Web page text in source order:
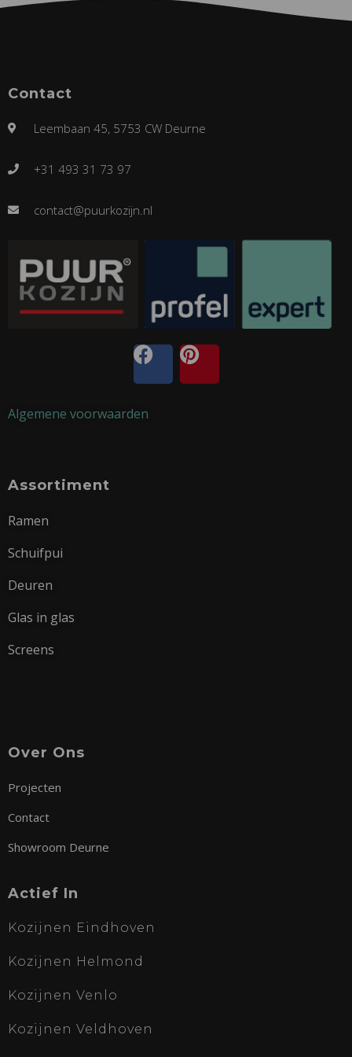
Contact
Leembaan 45, 5753 CW Deurne
+31 493 31 73 97
contact@puurkozijn.nl
Algemene voorwaarden
Assortiment
Ramen
Schuifpui
Deuren
Glas in glas
Screens
Over Ons
Projecten
Contact
Showroom Deurne
Actief In
Kozijnen Eindhoven
Kozijnen Helmond
Kozijnen Venlo
Kozijnen Veldhoven